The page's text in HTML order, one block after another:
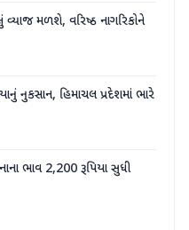
વ્યાજ મળશે, વરિષ્ઠ નાગરિકોને
નુકસાન, હિમાચલ પ્રદેશમાં ભારે
ભાવ 2,200 રૂપિયા સુધી